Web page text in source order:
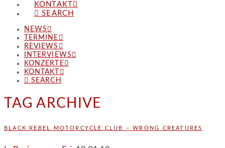
KONTAKT
SEARCH
NEWS
TERMINE
REVIEWS
INTERVIEWS
KONZERTE
KONTAKT
SEARCH
TAG ARCHIVE
BLACK REBEL MOTORCYCLE CLUB – WRONG CREATURES